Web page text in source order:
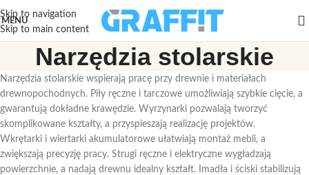
Skip to navigation
Skip to main content
MENU
Narzędzia stolarskie
Narzędzia stolarskie wspierają pracę przy drewnie i materiałach
drewnopochodnych. Piły ręczne i tarczowe umożliwiają szybkie cięcie, a
gwarantują dokładne krawędzie. Wyrzynarki pozwalają tworzyć
skomplikowane kształty, a przyspieszają realizację projektów.
Wkrętarki i wiertarki akumulatorowe ułatwiają montaż mebli, a
zwiększają precyzję pracy. Strugi ręczne i elektryczne wygładzają
powierzchnie, a nadają drewnu idealny kształt. Imadła i ściski stabilizują